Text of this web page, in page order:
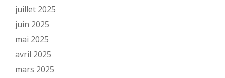
juillet 2025
juin 2025
mai 2025
avril 2025
mars 2025